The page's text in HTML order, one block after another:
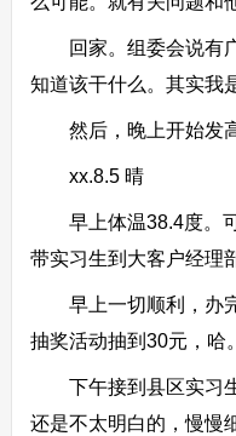
回家。组委会说有广
知道该干什么。其实我
然后，晚上开始发高
xx.8.5 晴
早上体温38.4度。可
带实习生到大客户经理
早上一切顺利，办完
抽奖活动抽到30元，哈。
下午接到县区实习生
还是不太明白的，慢慢